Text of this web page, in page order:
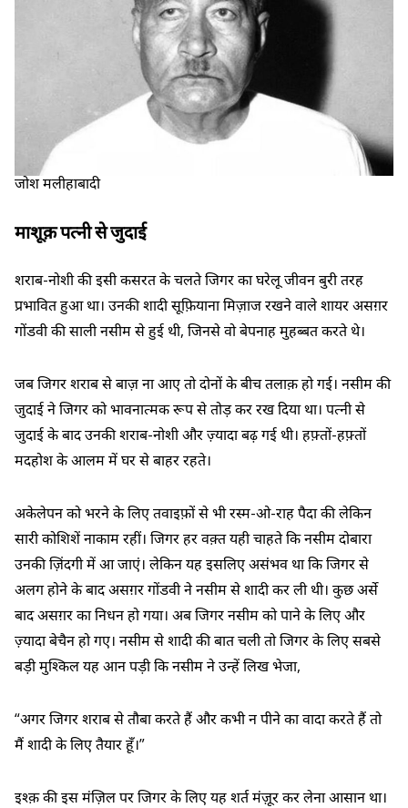
जोश मलीहाबादी
माशूक़ पत्नी से जुदाई
शराब-नोशी की इसी कसरत के चलते जिगर का घरेलू जीवन बुरी तरह
प्रभावित हुआ था। उनकी शादी सूफ़ियाना मिज़ाज रखने वाले शायर असग़र
गोंडवी की साली नसीम से हुई थी, जिनसे वो बेपनाह मुहब्बत करते थे।
जब जिगर शराब से बाज़ ना आए तो दोनों के बीच तलाक़ हो गई। नसीम की
जुदाई ने जिगर को भावनात्मक रूप से तोड़ कर रख दिया था। पत्नी से
जुदाई के बाद उनकी शराब-नोशी और ज़्यादा बढ़ गई थी। हफ़्तों-हफ़्तों
मदहोश के आलम में घर से बाहर रहते।
अकेलेपन को भरने के लिए तवाइफ़ों से भी रस्म-ओ-राह पैदा की लेकिन
सारी कोशिशें नाकाम रहीं। जिगर हर वक़्त यही चाहते कि नसीम दोबारा
उनकी ज़िंदगी में आ जाएं। लेकिन यह इसलिए असंभव था कि जिगर से
अलग होने के बाद असग़र गोंडवी ने नसीम से शादी कर ली थी। कुछ अर्से
बाद असग़र का निधन हो गया। अब जिगर नसीम को पाने के लिए और
ज़्यादा बेचैन हो गए। नसीम से शादी की बात चली तो जिगर के लिए सबसे
बड़ी मुश्किल यह आन पड़ी कि नसीम ने उन्हें लिख भेजा,
“अगर जिगर शराब से तौबा करते हैं और कभी न पीने का वादा करते हैं तो
मैं शादी के लिए तैयार हूँ।”
इश्क़ की इस मंज़िल पर जिगर के लिए यह शर्त मंज़ूर कर लेना आसान था।